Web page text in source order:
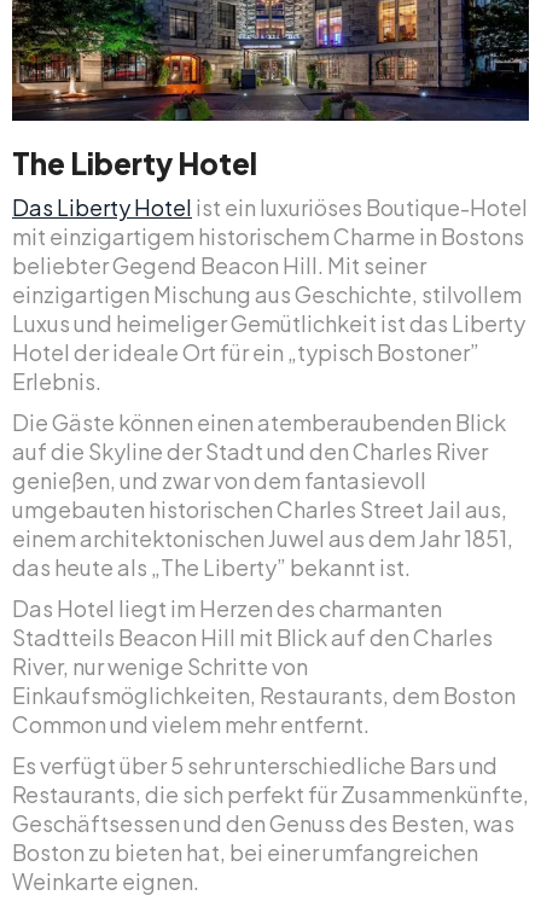
The Liberty Hotel
Das Liberty Hotel ist ein luxuriöses Boutique-Hotel
mit einzigartigem historischem Charme in Bostons
beliebter Gegend Beacon Hill. Mit seiner
einzigartigen Mischung aus Geschichte, stilvollem
Luxus und heimeliger Gemütlichkeit ist das Liberty
Hotel der ideale Ort für ein „typisch Bostoner”
Erlebnis.
Die Gäste können einen atemberaubenden Blick
auf die Skyline der Stadt und den Charles River
genießen, und zwar von dem fantasievoll
umgebauten historischen Charles Street Jail aus,
einem architektonischen Juwel aus dem Jahr 1851,
das heute als „The Liberty” bekannt ist.
Das Hotel liegt im Herzen des charmanten
Stadtteils Beacon Hill mit Blick auf den Charles
River, nur wenige Schritte von
Einkaufsmöglichkeiten, Restaurants, dem Boston
Common und vielem mehr entfernt.
Es verfügt über 5 sehr unterschiedliche Bars und
Restaurants, die sich perfekt für Zusammenkünfte,
Geschäftsessen und den Genuss des Besten, was
Boston zu bieten hat, bei einer umfangreichen
Weinkarte eignen.